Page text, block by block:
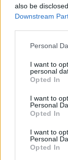
also be
Downstream
Please note
not limited to
grant or deny
use your data
consent section.
Personal
I want to
personal
Opted In
I want to
Personal
Opted In
I want to
Personal
Opted In